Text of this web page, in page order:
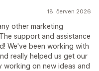
18. červen 2026
other marketing
support and assistance
We've been working with
really helped us get our
working on new ideas and